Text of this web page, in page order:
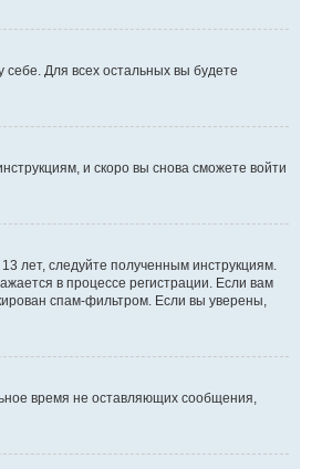
Для всех остальных вы будете
и скоро вы снова сможете войти
лет, следуйте полученным инструкциям.
в процессе регистрации. Если вам
спам-фильтром. Если вы уверены,
время не оставляющих сообщения,